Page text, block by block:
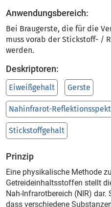
Anwendungsbereich:
Bei Braugerste, die für die
muss vorab der Stickstoff- /
werden.
Deskriptoren:
Eiweißgehalt Gerste
Nahinfrarot-
Stickstoffgehalt
Prinzip
Eine physikalische Methode
Getreideinhaltsstoffen stellt
Nah-Infrarotbereich (NIR) dar.
dass verschiedene